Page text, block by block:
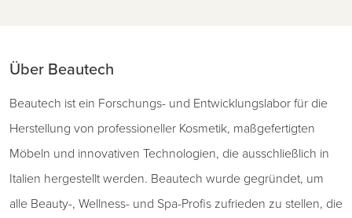
Über Beautech
Beautech ist ein Forschungs- und Entwicklungslabor für die
Herstellung von professioneller Kosmetik, maßgefertigten
Möbeln und innovativen Technologien, die ausschließlich in
Italien hergestellt werden. Beautech wurde gegründet, um
alle Beauty-, Wellness- und Spa-Profis zufrieden zu stellen, die